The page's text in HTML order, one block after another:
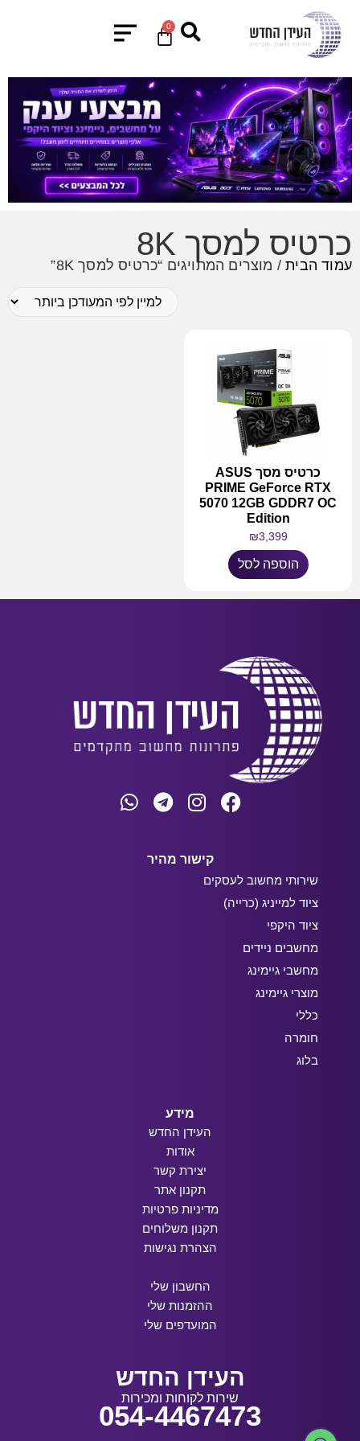
0
כרטיס למסך 8K
עמוד הבית/ מוצרים המתויגים “כרטיס למסך 8K”
כרטיס מסך ASUS
PRIME GeForce RTX
5070 12GB GDDR7 OC
Edition
₪3,399
הוספה לסל
קישור מהיר
שירותי מחשוב לעסקים
ציוד למייניג (כרייה)
ציוד היקפי
מחשבים ניידים
מחשבי גיימינג
מוצרי גיימינג
כללי
חומרה
בלוג
מידע
העידן החדש
אודות
יצירת קשר
תקנון אתר
מדיניות פרטיות
תקנון משלוחים
הצהרת נגישות
החשבון שלי
ההזמנות שלי
המועדפים שלי
העידן החדש
שירות לקוחות ומכירות
054-4467473